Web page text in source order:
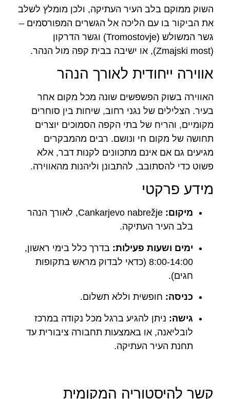
השוק ממוקם בלב העיר העתיקה, ולכן מומלץ לשלב
את הביקור בו עם הליכה אל הגשרים המפורסמים –
גשר המשולש (Tromostovje) וגשר הדרקון
(Zmajski most), או ישיבה בבית קפה מול הנהר.
אווירה ייחודית לאורך הנהר
האווירה בשוק הפשפשים שונה מכל מקום אחר
בעיר. הצלילים של נגני רחוב, שיחות בין סוחרים
מקומיים, והריח של בתי הקפה הסמוכים יוצרים
תחושה של מקום חי ונושם. רבים מהמבקרים
מגיעים גם אם אינם מתכוונים לקנות דבר, אלא
פשוט כדי להסתובב, להתבונן וליהנות מהאווירה.
מידע פרקטי
מיקום:
Cankarjevo nabrežje, לאורך הנהר
בלב העיר העתיקה.
ימים ושעות פעילות: בדרך כלל בימי ראשון,
8:00-14:00 (כדאי לבדוק מראש בתקופות
חגים).
כניסה: חופשית וללא תשלום.
גישה: ניתן להגיע ברגל מכל נקודה במרכז
לובליאנה, או באמצעות תחבורה ציבורית עד
תחנת העיר העתיקה.
קשר להיסטוריה המקומית